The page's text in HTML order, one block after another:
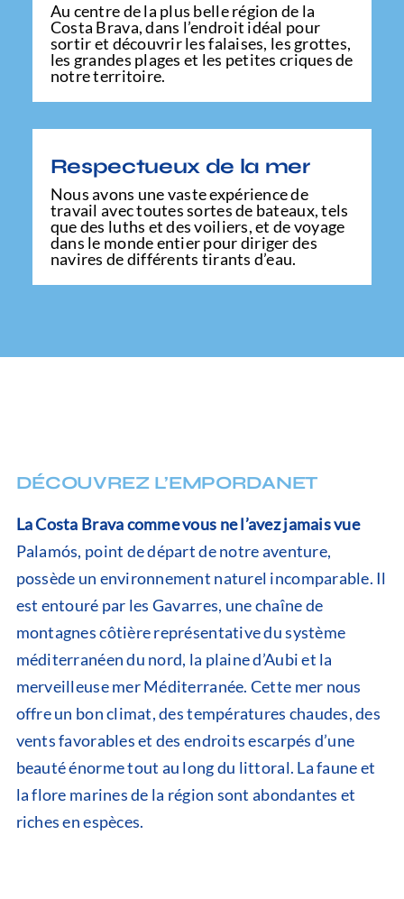
Au centre de la plus belle région de la
Costa Brava, dans l’endroit idéal pour
sortir et découvrir les falaises, les grottes,
les grandes plages et les petites criques de
notre territoire.
Respectueux de la mer
Nous avons une vaste expérience de
travail avec toutes sortes de bateaux, tels
que des luths et des voiliers, et de voyage
dans le monde entier pour diriger des
navires de différents tirants d’eau.
DÉCOUVREZ L’EMPORDANET
La Costa Brava comme vous ne l’avez jamais vue
Palamós, point de départ de notre aventure,
possède un environnement naturel incomparable. Il
est entouré par les Gavarres, une chaîne de
montagnes côtière représentative du système
méditerranéen du nord, la plaine d’Aubi et la
merveilleuse mer Méditerranée. Cette mer nous
offre un bon climat, des températures chaudes, des
vents favorables et des endroits escarpés d’une
beauté énorme tout au long du littoral. La faune et
la flore marines de la région sont abondantes et
riches en espèces.